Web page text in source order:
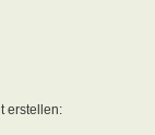
erstellen: